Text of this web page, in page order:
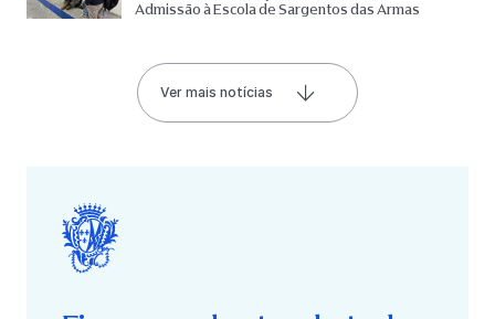
Admissão à Escola de Sargentos das Armas
Ver mais notícias